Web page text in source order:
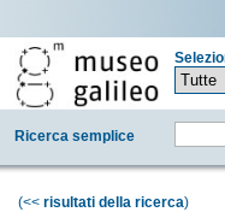
Ricerca semplice
(<< risultati della ricerca)